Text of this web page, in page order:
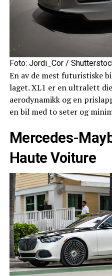
Foto: Jordi_Cor /
En av de mest futuristiske
laget. XL1 er en ultralett
aerodynamikk og en
en bil med to seter og
Mercedes-
Haute Voiture